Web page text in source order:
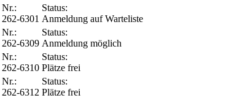
Nr.:
262-6301
Status:
Anmeldung auf Warteliste
Nr.:
262-6309
Status:
Anmeldung möglich
Nr.:
262-6310
Status:
Plätze frei
Nr.:
262-6312
Status:
Plätze frei